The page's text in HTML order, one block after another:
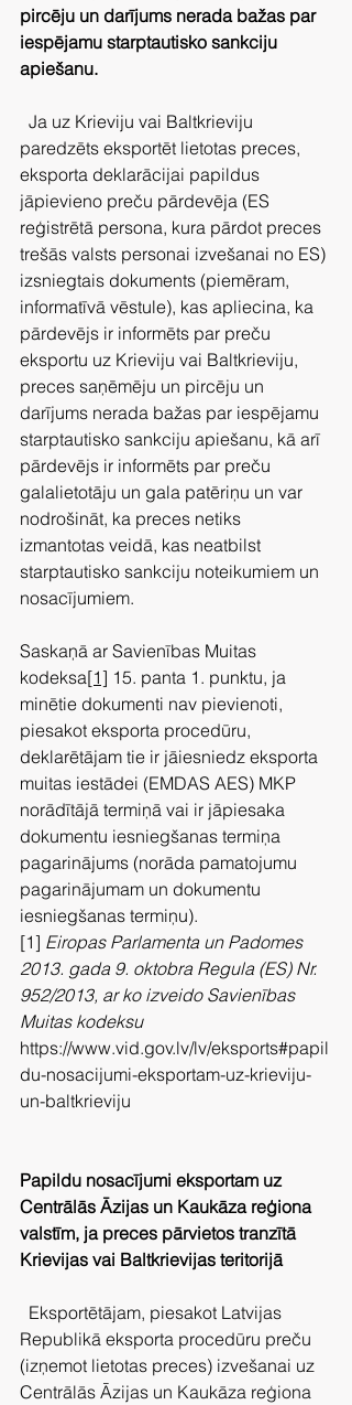
pircēju un darījums nerada bažas par
iespējamu starptautisko sankciju
apiešanu.
Ja uz Krieviju vai Baltkrieviju
paredzēts eksportēt lietotas preces,
eksporta deklarācijai papildus
jāpievieno preču pārdevēja (ES
reģistrētā persona, kura pārdot preces
trešās valsts personai izvešanai no ES)
izsniegtais dokuments (piemēram,
informatīvā vēstule), kas apliecina, ka
pārdevējs ir informēts par preču
eksportu uz Krieviju vai Baltkrieviju,
preces saņēmēju un pircēju un
darījums nerada bažas par iespējamu
starptautisko sankciju apiešanu, kā arī
pārdevējs ir informēts par preču
galalietotāju un gala patēriņu un var
nodrošināt, ka preces netiks
izmantotas veidā, kas neatbilst
starptautisko sankciju noteikumiem un
nosacījumiem.
Saskaņā ar Savienības Muitas
kodeksa[1] 15. panta 1. punktu, ja
minētie dokumenti nav pievienoti,
piesakot eksporta procedūru,
deklarētājam tie ir jāiesniedz eksporta
muitas iestādei (EMDAS AES) MKP
norādītājā termiņā vai ir jāpiesaka
dokumentu iesniegšanas termiņa
pagarinājums (norāda pamatojumu
pagarinājumam un dokumentu
iesniegšanas termiņu).
[1] Eiropas Parlamenta un Padomes
2013. gada 9. oktobra Regula (ES) Nr.
952/2013, ar ko izveido Savienības
Muitas kodeksu
https://www.vid.gov.lv/lv/eksports#papil
du-nosacijumi-eksportam-uz-krieviju-
un-baltkrieviju
Papildu nosacījumi eksportam uz
Centrālās Āzijas un Kaukāza reģiona
valstīm, ja preces pārvietos tranzītā
Krievijas vai Baltkrievijas teritorijā
Eksportētājam, piesakot Latvijas
Republikā eksporta procedūru preču
(izņemot lietotas preces) izvešanai uz
Centrālās Āzijas un Kaukāza reģiona